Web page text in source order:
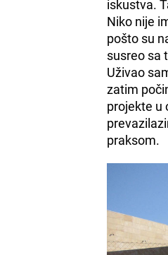
iskustva.
Niko nije
pošto su
susreo sa
Uživao
zatim
projekte u
praksom.